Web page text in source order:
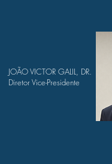
JOÃO VICTOR GALIL, DR.
Diretor Vice-Presidente